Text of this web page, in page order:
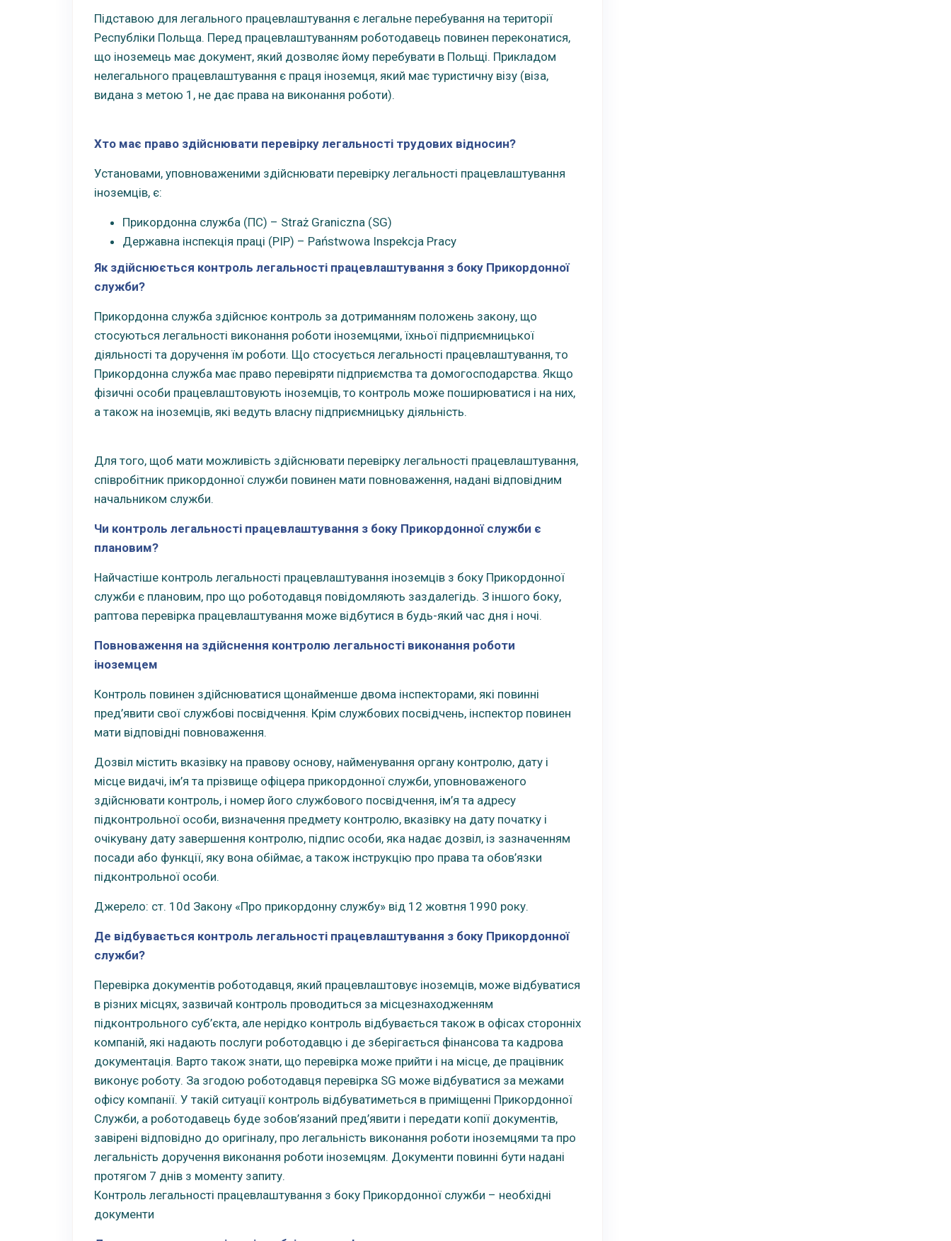
Підставою для легального працевлаштування є легальне перебування на території
Республіки Польща. Перед працевлаштуванням роботодавець повинен переконатися,
що іноземець має документ, який дозволяє йому перебувати в Польщі. Прикладом
нелегального працевлаштування є праця іноземця, який має туристичну візу (віза,
видана з метою 1, не дає права на виконання роботи).
Хто має право здійснювати перевірку легальності трудових відносин?
Установами, уповноваженими здійснювати перевірку легальності працевлаштування
іноземців, є:
Прикордонна служба (ПС) – Straż Graniczna (SG)
Державна інспекція праці (PIP) – Państwowa Inspekcja Pracy
Як здійснюється контроль легальності працевлаштування з боку Прикордонної
служби?
Прикордонна служба здійснює контроль за дотриманням положень закону, що
стосуються легальності виконання роботи іноземцями, їхньої підприємницької
діяльності та доручення їм роботи. Що стосується легальності працевлаштування, то
Прикордонна служба має право перевіряти підприємства та домогосподарства. Якщо
фізичні особи працевлаштовують іноземців, то контроль може поширюватися і на них,
а також на іноземців, які ведуть власну підприємницьку діяльність.
Для того, щоб мати можливість здійснювати перевірку легальності працевлаштування,
співробітник прикордонної служби повинен мати повноваження, надані відповідним
начальником служби.
Чи контроль легальності працевлаштування з боку Прикордонної служби є
плановим?
Найчастіше контроль легальності працевлаштування іноземців з боку Прикордонної
служби є плановим, про що роботодавця повідомляють заздалегідь. З іншого боку,
раптова перевірка працевлаштування може відбутися в будь-який час дня і ночі.
Повноваження на здійснення контролю легальності виконання роботи
іноземцем
Контроль повинен здійснюватися щонайменше двома інспекторами, які повинні
пред’явити свої службові посвідчення. Крім службових посвідчень, інспектор повинен
мати відповідні повноваження.
Дозвіл містить вказівку на правову основу, найменування органу контролю, дату і
місце видачі, ім’я та прізвище офіцера прикордонної служби, уповноваженого
здійснювати контроль, і номер його службового посвідчення, ім’я та адресу
підконтрольної особи, визначення предмету контролю, вказівку на дату початку і
очікувану дату завершення контролю, підпис особи, яка надає дозвіл, із зазначенням
посади або функції, яку вона обіймає, а також інструкцію про права та обов’язки
підконтрольної особи.
Джерело: ст. 10d Закону «Про прикордонну службу» від 12 жовтня 1990 року.
Де відбувається контроль легальності працевлаштування з боку Прикордонної
служби?
Перевірка документів роботодавця, який працевлаштовує іноземців, може відбуватися
в різних місцях, зазвичай контроль проводиться за місцезнаходженням
підконтрольного суб’єкта, але нерідко контроль відбувається також в офісах сторонніх
компаній, які надають послуги роботодавцю і де зберігається фінансова та кадрова
документація. Варто також знати, що перевірка може прийти і на місце, де працівник
виконує роботу. За згодою роботодавця перевірка SG може відбуватися за межами
офісу компанії. У такій ситуації контроль відбуватиметься в приміщенні Прикордонної
Служби, а роботодавець буде зобов’язаний пред’явити і передати копії документів,
завірені відповідно до оригіналу, про легальність виконання роботи іноземцями та про
легальність доручення виконання роботи іноземцям. Документи повинні бути надані
протягом 7 днів з моменту запиту.
Контроль легальності працевлаштування з боку Прикордонної служби – необхідні
документи